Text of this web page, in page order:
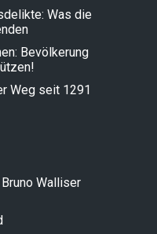
Was die
Bevölkerung
Weg seit 1291
Walliser